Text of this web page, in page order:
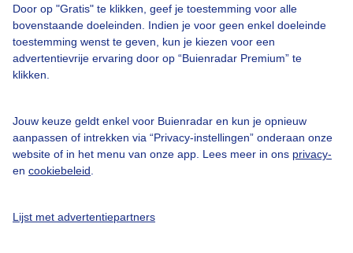
Door op "Gratis" te klikken, geef je toestemming voor alle
bovenstaande doeleinden. Indien je voor geen enkel doeleinde
toestemming wenst te geven, kun je kiezen voor een
advertentievrije ervaring door op “Buienradar Premium” te
klikken.
Jouw keuze geldt enkel voor Buienradar en kun je opnieuw
aanpassen of intrekken via “Privacy-instellingen” onderaan onze
website of in het menu van onze app. Lees meer in ons privacy-
en cookiebeleid
Lijst met advertentiepartners
Veelgestelde vragen
Contact
Toegankelijkheid
Adverteren
Buienradar Team
Privacy beleid
Privacy instellingen